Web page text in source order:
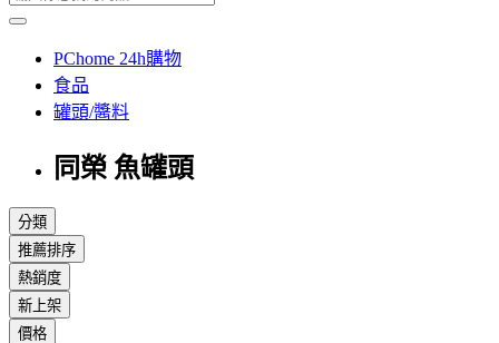
PChome 24h購物
食品
罐頭/醬料
同榮 魚罐頭
分類
推薦排序
熱銷度
新上架
價格